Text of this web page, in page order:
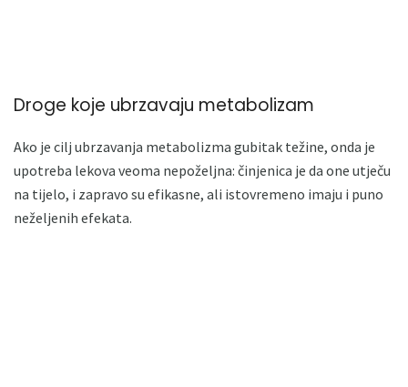
Droge koje ubrzavaju metabolizam
Ako je cilj ubrzavanja metabolizma gubitak težine, onda je
upotreba lekova veoma nepoželjna: činjenica je da one utječu
na tijelo, i zapravo su efikasne, ali istovremeno imaju i puno
neželjenih efekata.